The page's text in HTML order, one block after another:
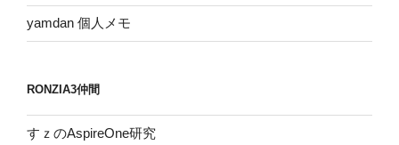
yamdan 個人メモ
RONZIA3仲間
すｚのAspireOne研究